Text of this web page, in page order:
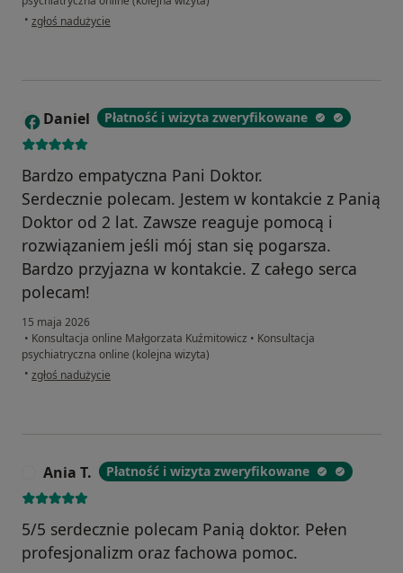
• w opinii użytkownika MONIKA
zgłoś nadużycie
D Daniel Płatność i wizyta zweryfikowane
Bardzo empatyczna Pani Doktor.
Serdecznie polecam. Jestem w kontakcie z Panią
Doktor od 2 lat. Zawsze reaguje pomocą i
rozwiązaniem jeśli mój stan się pogarsza.
Bardzo przyjazna w kontakcie. Z całego serca
polecam!
15 maja 2026
• Konsultacja online Małgorzata Kuźmitowicz • Konsultacja
psychiatryczna online (kolejna wizyta)
• w opinii użytkownika Daniel
zgłoś nadużycie
Ania T. Płatność i wizyta zweryfikowane
5/5 serdecznie polecam Panią doktor. Pełen
profesjonalizm oraz fachowa pomoc.